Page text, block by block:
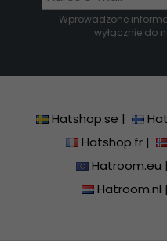
Wprowadzone
wyłącznie do
Hatshop.se |
Hatshop.fr|
Hatroom.eu
Hatroom.nl